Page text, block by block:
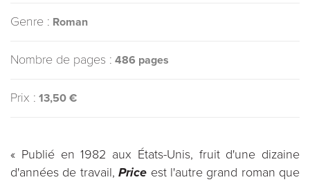
Genre : Roman
Nombre de pages : 486 pages
Prix : 13,50 €
« Publié en 1982 aux États-Unis, fruit d'une dizaine
d'années de travail,Price est l'autre grand roman que